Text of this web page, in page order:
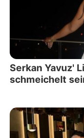
Serkan Yavuz'
schmeichelt